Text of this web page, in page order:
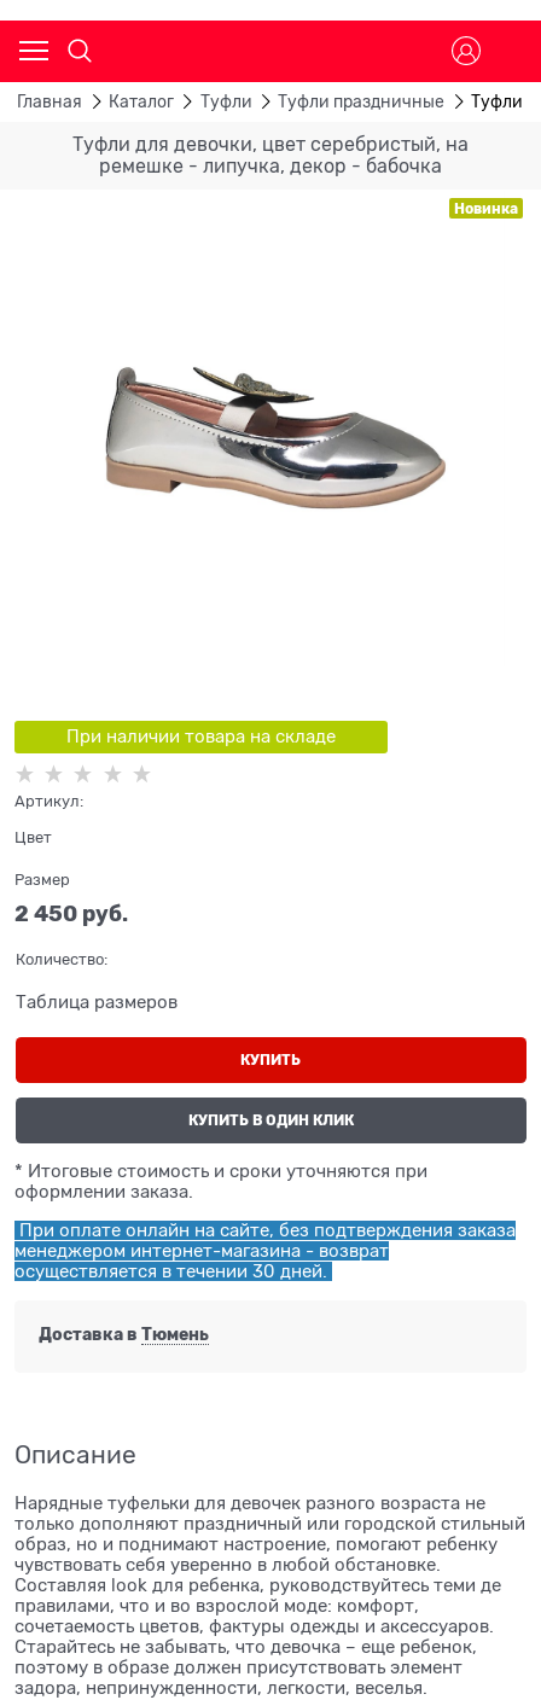
Главная Каталог Туфли Туфли праздничные Туфли
Туфли для девочки, цвет серебристый, на
ремешке - липучка, декор - бабочка
Новинка
При наличии товара на складе
Артикул:
Цвет
Размер
2 450 руб.
Количество:
Таблица размеров
КУПИТЬ
КУПИТЬ В ОДИН КЛИК
* Итоговые стоимость и сроки уточняются при
оформлении заказа.
При оплате онлайн на сайте, без подтверждения заказа
менеджером интернет-магазина - возврат
осуществляется в течении 30 дней.
Доставка в Тюмень
Описание
Нарядные туфельки для девочек разного возраста не
только дополняют праздничный или городской стильный
образ, но и поднимают настроение, помогают ребенку
чувствовать себя уверенно в любой обстановке.
Составляя look для ребенка, руководствуйтесь теми де
правилами, что и во взрослой моде: комфорт,
сочетаемость цветов, фактуры одежды и аксессуаров.
Старайтесь не забывать, что девочка – еще ребенок,
поэтому в образе должен присутствовать элемент
задора, непринужденности, легкости, веселья.